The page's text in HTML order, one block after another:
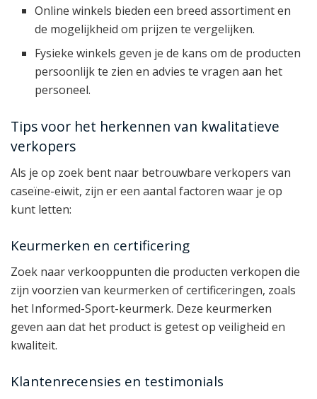
Online winkels bieden een breed assortiment en
de mogelijkheid om prijzen te vergelijken.
Fysieke winkels geven je de kans om de producten
persoonlijk te zien en advies te vragen aan het
personeel.
Tips voor het herkennen van kwalitatieve
verkopers
Als je op zoek bent naar betrouwbare verkopers van
caseïne-eiwit, zijn er een aantal factoren waar je op
kunt letten:
Keurmerken en certificering
Zoek naar verkooppunten die producten verkopen die
zijn voorzien van keurmerken of certificeringen, zoals
het Informed-Sport-keurmerk. Deze keurmerken
geven aan dat het product is getest op veiligheid en
kwaliteit.
Klantenrecensies en testimonials